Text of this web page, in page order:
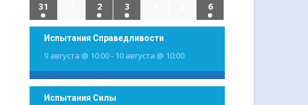
31
2 3 6
Испытания Справедливости
9 августа @ 10:00- 10 августа @ 10:00
Испытания Силы